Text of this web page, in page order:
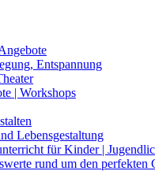
Entspannung
| Workshops
Lebensgestaltung
für Kinder |
rund um den perfekten